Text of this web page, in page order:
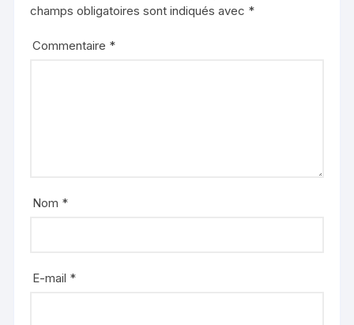
champs obligatoires sont indiqués avec *
Commentaire *
Nom *
E-mail *